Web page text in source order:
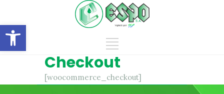
Abrir barra de herramientas
Checkout
[woocommerce_checkout]